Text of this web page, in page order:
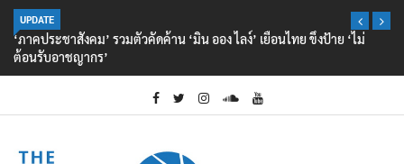
UPDATE
‘ภาคประชาสังคม’ รวมตัวคัดค้าน ‘มิน ออง ไลง์’ เยือนไทย ขึงป้าย ‘ไม่
ต้อนรับอาชญากร’